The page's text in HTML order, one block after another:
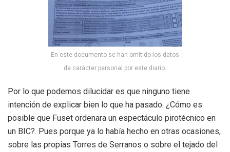
En este documento se han omitido los datos
de carácter personal por este diario.
Por lo que podemos dilucidar es que ninguno tiene
intención de explicar bien lo que ha pasado. ¿Cómo es
posible que Fuset ordenara un espectáculo pirotécnico en
un BIC?. Pues porque ya lo había hecho en otras ocasiones,
sobre las propias Torres de Serranos o sobre el tejado del